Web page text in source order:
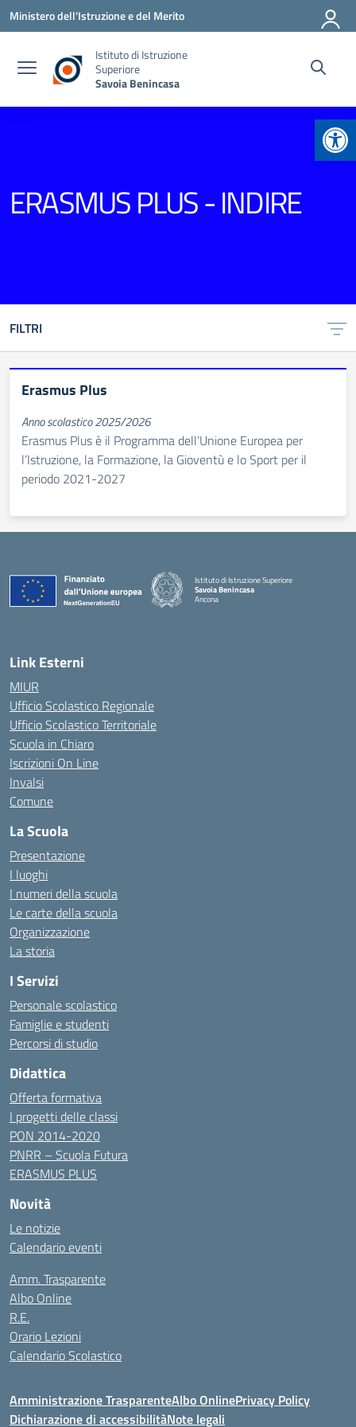
Vai ai contenuti
Vai al menu di navigazione
Vai al footer
Ministero dell'Istruzione e del Merito
Istituto di Istruzione
Superiore
Savoia Benincasa
ERASMUS PLUS - INDIRE
FILTRI
Erasmus Plus
Anno scolastico 2025/2026
Erasmus Plus è il Programma dell’Unione Europea per
l’Istruzione, la Formazione, la Gioventù e lo Sport per il
periodo 2021-2027
Istituto di Istruzione Superiore
Savoia Benincasa
Ancona
Link Esterni
MIUR
Ufficio Scolastico Regionale
Ufficio Scolastico Territoriale
Scuola in Chiaro
Iscrizioni On Line
Invalsi
Comune
La Scuola
Presentazione
I luoghi
I numeri della scuola
Le carte della scuola
Organizzazione
La storia
I Servizi
Personale scolastico
Famiglie e studenti
Percorsi di studio
Didattica
Offerta formativa
I progetti delle classi
PON 2014-2020
PNRR – Scuola Futura
ERASMUS PLUS
Novità
Le notizie
Calendario eventi
Amm. Trasparente
Albo Online
R.E.
Orario Lezioni
Calendario Scolastico
Amministrazione TrasparenteAlbo OnlinePrivacy Policy
Dichiarazione di accessibilitàNote legali